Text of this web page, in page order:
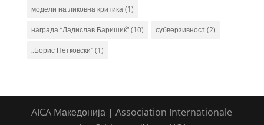
модели на ликовна критика(1)
награда “Ладислав Баришиќ“(10) субверзивност(2)
„Борис Петковски“(1)
AICA Mакедонија | Association Internationale